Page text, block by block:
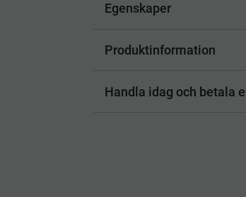
Egenskaper
Produktinformation
Handla idag och betala